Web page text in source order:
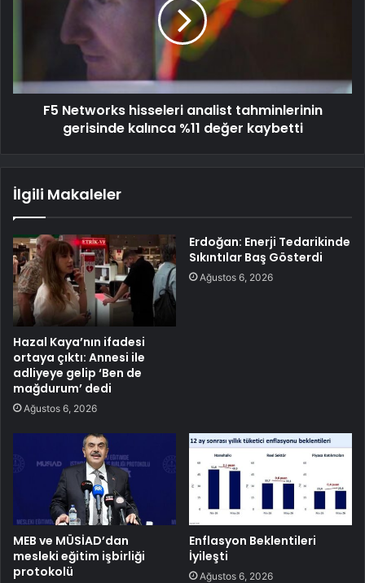
F5 Networks hisseleri analist tahminlerinin
gerisinde kalınca %11 değer kaybetti
İlgili Makaleler
Hazal Kaya’nın ifadesi
ortaya çıktı: Annesi ile
adliyeye gelip ‘Ben de
mağdurum’ dedi
Ağustos 6, 2026
Erdoğan: Enerji Tedarikinde
Sıkıntılar Baş Gösterdi
Ağustos 6, 2026
MEB ve MÜSİAD’dan
mesleki eğitim işbirliği
protokolü
Enflasyon Beklentileri
İyileşti
Ağustos 6, 2026